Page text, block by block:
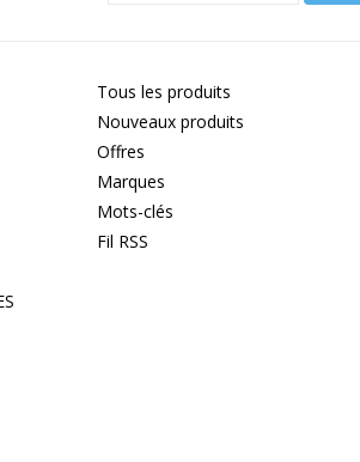
Tous les produits
Nouveaux produits
Offres
Marques
Mots-clés
Fil RSS